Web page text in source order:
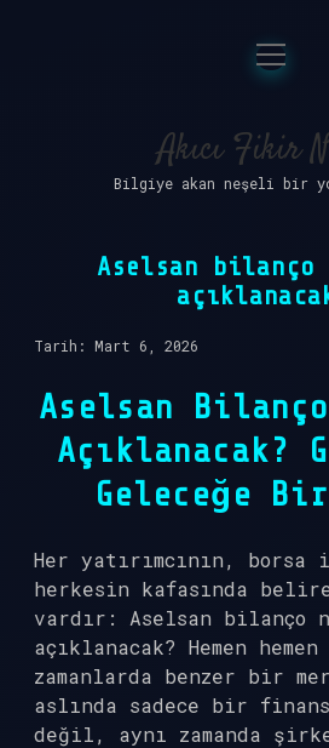
Anasayfa
Gizlilik
Yasal
Hakkımızda
menüyü
aç
Akıcı Fikir
Bilgiye akan neşeli bir
Aselsan bilanço
Tarih: Mart 6, 2026
Aselsan Bilanço
Açıklanacak?
Geleceğe
Her yatırımcının,
herkesin kafasında
vardır: Aselsan bilanço
açıklanacak? Hemen
zamanlarda benzer bir
aslında sadece bir
değil, aynı zamanda